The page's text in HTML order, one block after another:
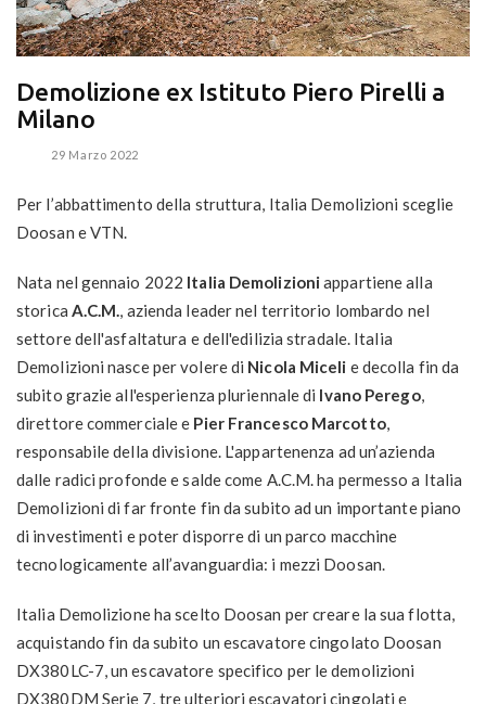
Demolizione ex Istituto Piero Pirelli a
Milano
29 Marzo 2022
Per l’abbattimento della struttura, Italia Demolizioni sceglie
Doosan e VTN.
Nata nel gennaio 2022 Italia Demolizioni appartiene alla
storica A.C.M.
, azienda leader nel territorio lombardo nel
settore dell'asfaltatura e dell'edilizia stradale. Italia
Demolizioni nasce per volere di Nicola Miceli e decolla fin da
subito grazie all'esperienza pluriennale di Ivano Perego,
direttore commerciale e Pier Francesco Marcotto,
responsabile della divisione. L'appartenenza ad un’azienda
dalle radici profonde e salde come A.C.M. ha permesso a Italia
Demolizioni di far fronte fin da subito ad un importante piano
di investimenti e poter disporre di un parco macchine
tecnologicamente all’avanguardia: i mezzi Doosan.
Italia Demolizione ha scelto Doosan per creare la sua flotta,
acquistando fin da subito un escavatore cingolato Doosan
DX380LC-7, un escavatore specifico per le demolizioni
DX380DM Serie 7, tre ulteriori escavatori cingolati e